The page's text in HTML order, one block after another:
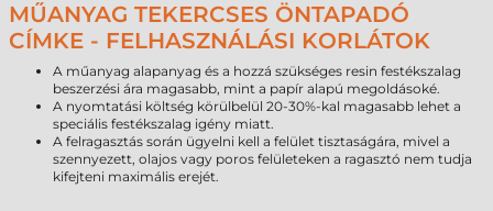
MŰANYAG TEKERCSES ÖNTAPADÓ
CÍMKE - FELHASZNÁLÁSI KORLÁTOK
A műanyag alapanyag és a hozzá szükséges resin festékszalag
beszerzési ára magasabb, mint a papír alapú megoldásoké.
A nyomtatási költség körülbelül 20-30%-kal magasabb lehet a
speciális festékszalag igény miatt.
A felragasztás során ügyelni kell a felület tisztaságára, mivel a
szennyezett, olajos vagy poros felületeken a ragasztó nem tudja
kifejteni maximális erejét.